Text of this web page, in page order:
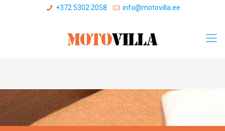
+372 5302 2058 info@motovilla.ee